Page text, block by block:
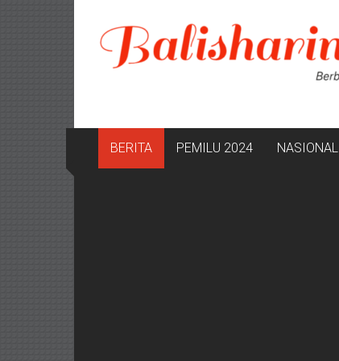
konten
BERITA PEMILU 2024 NASIONAL